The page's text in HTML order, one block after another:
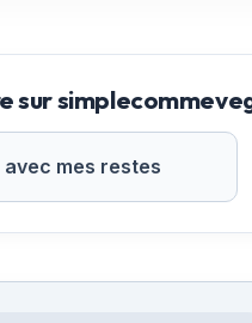
sur
avec mes restes